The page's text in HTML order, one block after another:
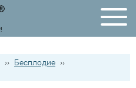
›› Бесплодие ››